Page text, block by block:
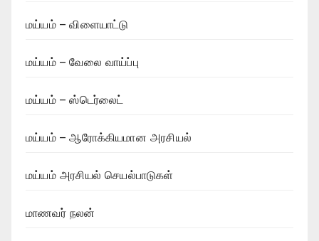
மய்யம் – விளையாட்டு
மய்யம் – வேலை வாய்ப்பு
மய்யம் – ஸ்டெர்லைட்
மய்யம் – ஆரோக்கியமான அரசியல்
மய்யம் அரசியல் செயல்பாடுகள்
மாணவர் நலன்